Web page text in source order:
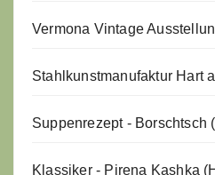
Vermona Vintage
Stahlkunstmanufaktur Hart
Suppenrezept - Borschtsch
Klassiker - Pirena Kashka